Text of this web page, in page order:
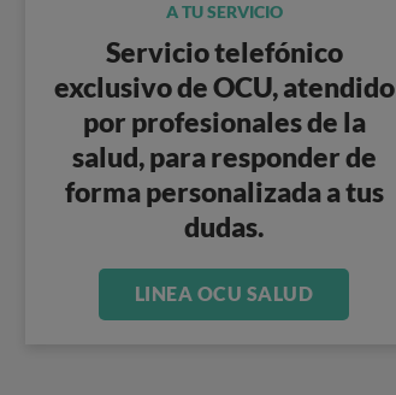
A TU SERVICIO
Servicio telefónico
exclusivode OCU, atendido
por profesionales de la
salud,para responder de
forma personalizada a tus
dudas.
LINEA OCU SALUD